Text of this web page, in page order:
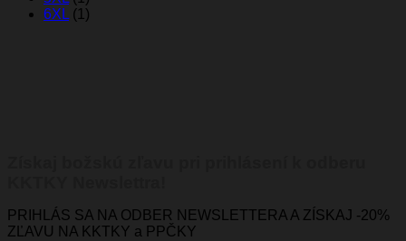
6XL (1)
PRIHLÁS SA NA ODBER NEWSLETTERA A ZÍSKAJ -20%
ZĽAVU NA KKTKY a PPČKY